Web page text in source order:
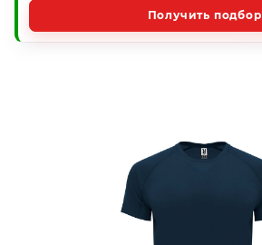
Получить подбор